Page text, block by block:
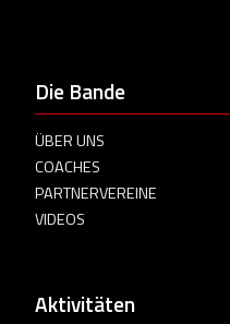
Die Bande
ÜBER UNS
COACHES
PARTNERVEREINE
VIDEOS
Aktivitäten